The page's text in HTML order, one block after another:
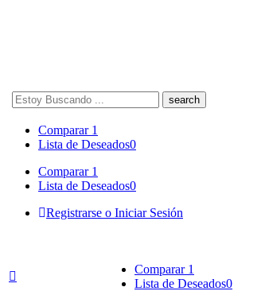
Search
here
Comparar 1
Lista de Deseados0
Comparar 1
Lista de Deseados0
Registrarse o Iniciar Sesión
Comparar 1
Lista de Deseados0